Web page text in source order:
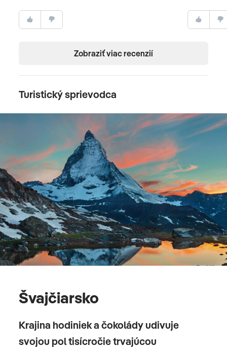
Zobraziť viac recenzií
Turistický sprievodca
Švajčiarsko
Krajina hodiniek a čokolády udivuje
svojou pol tisícročie trvajúcou